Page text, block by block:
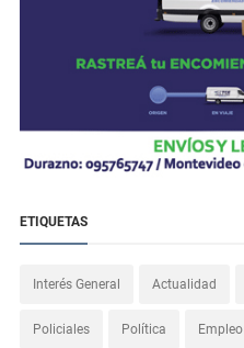
ETIQUETAS
Interés General Actualidad
Policiales Política Empleo